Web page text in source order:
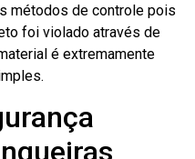
métodos de controle pois
foi violado através de
é extremamente